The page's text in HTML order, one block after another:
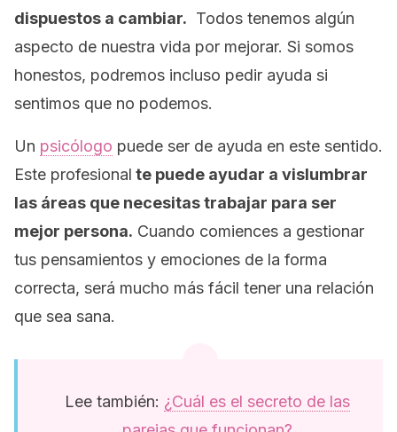
dispuestos a cambiar. Todos tenemos algún
aspecto de nuestra vida por mejorar. Si somos
honestos, podremos incluso pedir ayuda si
sentimos que no podemos.
Un psicólogo puede ser de ayuda en este sentido.
Este profesional te puede ayudar a vislumbrar
las áreas que necesitas trabajar para ser
mejor persona. Cuando comiences a gestionar
tus pensamientos y emociones de la forma
correcta, será mucho más fácil tener una relación
que sea sana.
Lee también: ¿Cuál es el secreto de las